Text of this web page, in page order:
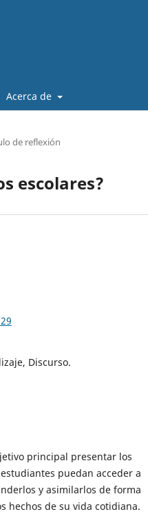
Acerca de
de reflexión
escolares?
Discurso.
principal presentar los
puedan acceder a
y asimilarlos de forma
hechos de su vida cotidiana.